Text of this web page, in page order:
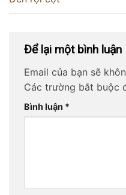
Để lại một bình luận
Email của bạn sẽ
Các trường bắt buộc
Bình luận *